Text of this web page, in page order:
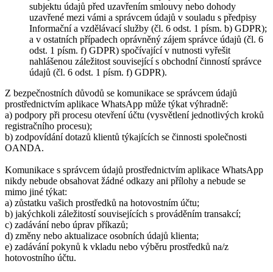
subjektu údajů před uzavřením smlouvy nebo dohody
uzavřené mezi vámi a správcem údajů v souladu s předpisy
Informační a vzdělávací služby (čl. 6 odst. 1 písm. b) GDPR);
a v ostatních případech oprávněný zájem správce údajů (čl. 6
odst. 1 písm. f) GDPR) spočívající v nutnosti vyřešit
nahlášenou záležitost související s obchodní činností správce
údajů (čl. 6 odst. 1 písm. f) GDPR).
Z bezpečnostních důvodů se komunikace se správcem údajů
prostřednictvím aplikace WhatsApp může týkat výhradně:
a) podpory při procesu otevření účtu (vysvětlení jednotlivých kroků
registračního procesu);
b) zodpovídání dotazů klientů týkajících se činnosti společnosti
OANDA.
Komunikace s správcem údajů prostřednictvím aplikace WhatsApp
nikdy nebude obsahovat žádné odkazy ani přílohy a nebude se
mimo jiné týkat:
a) zůstatku vašich prostředků na hotovostním účtu;
b) jakýchkoli záležitostí souvisejících s prováděním transakcí;
c) zadávání nebo úprav příkazů;
d) změny nebo aktualizace osobních údajů klienta;
e) zadávání pokynů k vkladu nebo výběru prostředků na/z
hotovostního účtu.